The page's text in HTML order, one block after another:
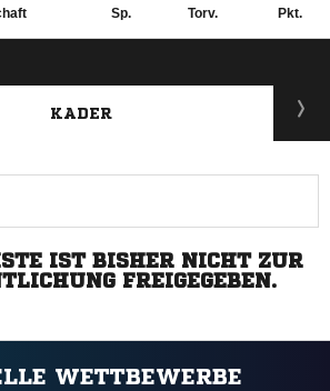
Sp. Torv. Pkt.
KADER
IST BISHER NICHT ZUR
FREIGEGEBEN.
WETTBEWERBE